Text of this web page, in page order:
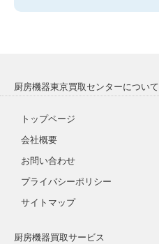
厨房機器東京買取センターについて
トップページ
会社概要
お問い合わせ
プライバシーポリシー
サイトマップ
厨房機器買取サービス